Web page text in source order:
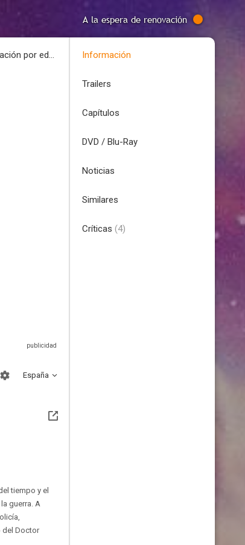
A la espera de renovación
Clasificación por edades
España
tiempo y el
guerra. A
del Doctor
Información
Trailers
Capítulos
DVD / Blu-Ray
Noticias
Similares
Críticas (4)